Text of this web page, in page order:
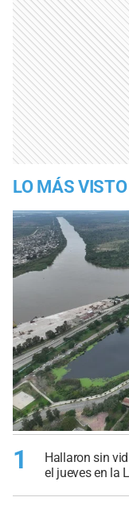
LO MÁS VISTO
1
Hallaron sin
el jueves en la